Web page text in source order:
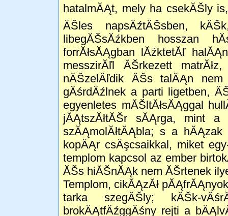
hatalmĂĄt, mely ha csekĂŠly
ĂŠles napsĂźtĂŠsben,
libegĂŠsĂźkben hosszan
forrĂłsĂĄgban lĂźktetĂľ
messzirĂľl ĂŠrkezett
nĂŠzelĂľdik ĂŠs talĂĄn
gĂśrdĂźlnek a parti ligetben,
egyenletes mĂŠltĂłsĂĄggal
jĂĄtszĂłtĂŠr sĂĄrga, mint
szĂĄmolĂłtĂĄbla; s a
kopĂĄr csĂşcsaikkal, miket
templom kapcsol az ember
ĂŠs hiĂŠnĂĄk nem ĂŠrtenek
Templom, cikĂĄzĂł
tarka szegĂŠly; kĂŠk-
brokĂĄtfĂźggĂśny rejti a